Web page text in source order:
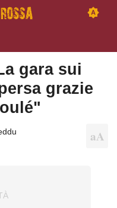
gara sui
grazie